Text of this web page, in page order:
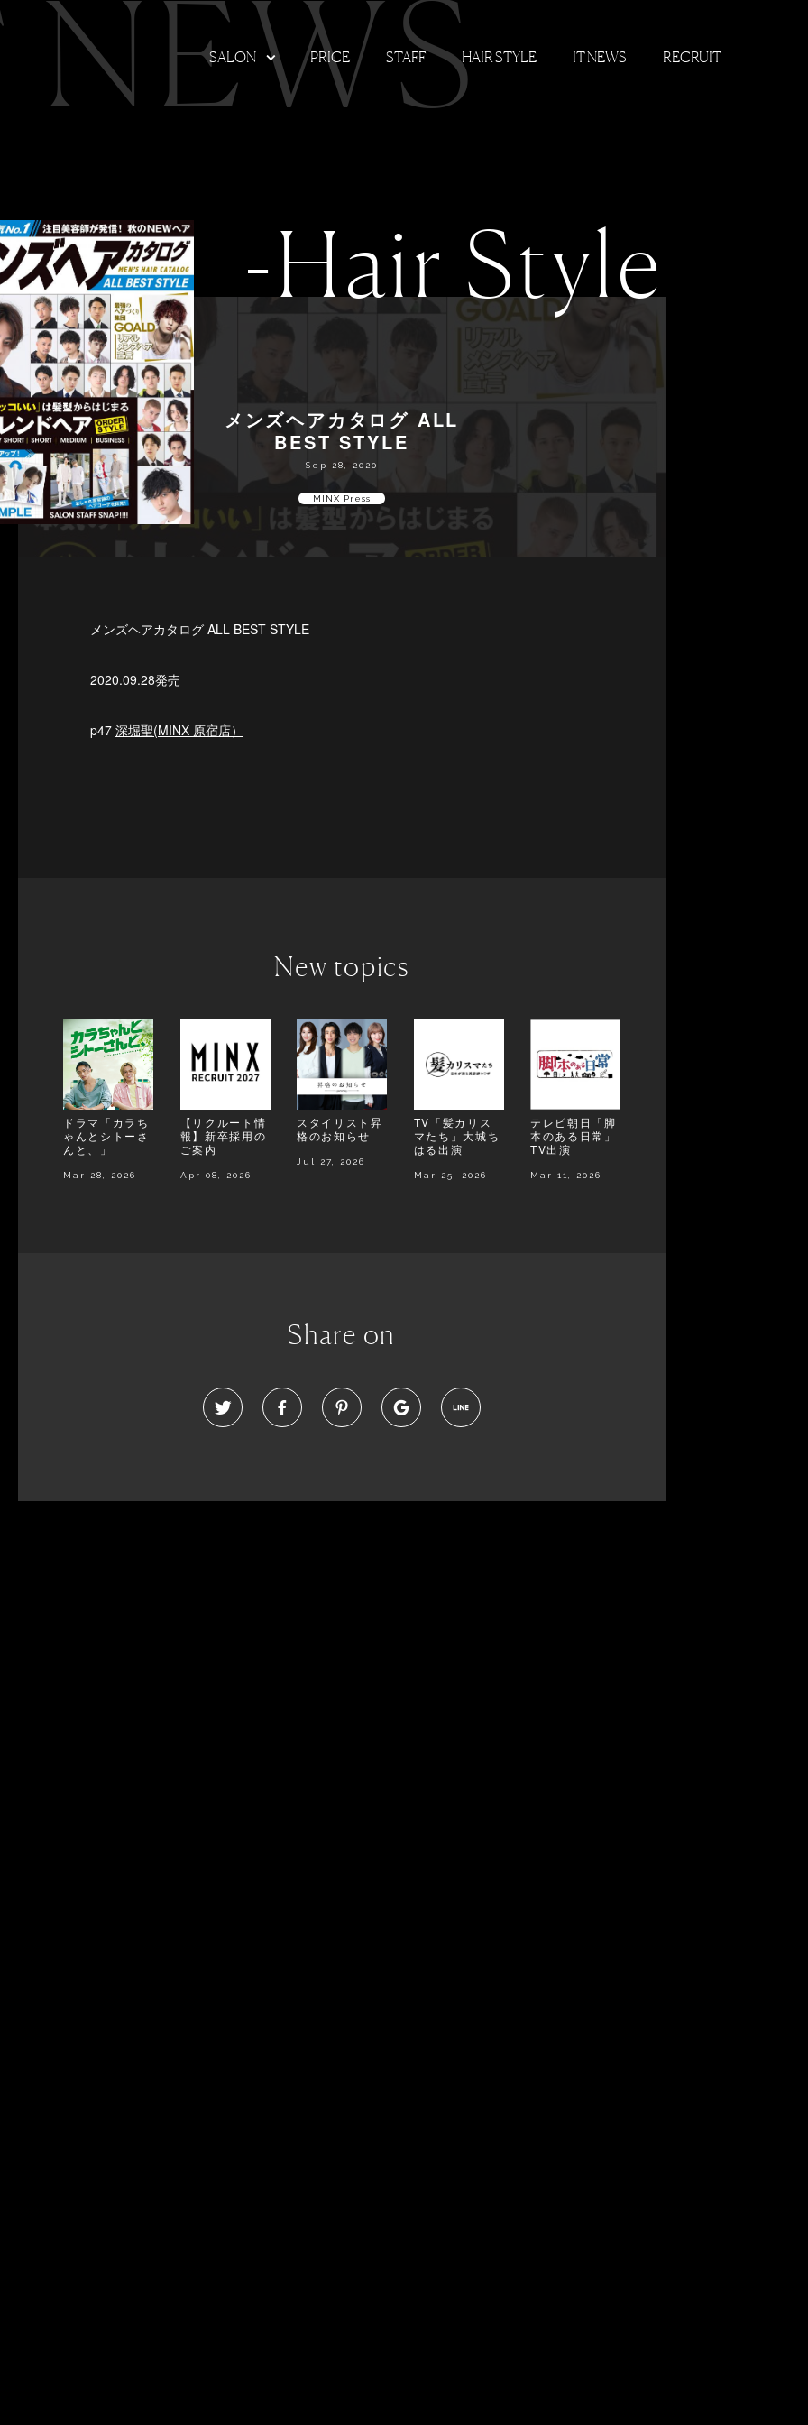
SALON PRICE STAFF HAIR STYLE IT NEWS RECRUIT
NEWS
-Hair Style
メンズヘアカタログ ALL
BEST STYLE
Sep 28, 2020
MINX Press
メンズヘアカタログ ALL BEST STYLE
2020.09.28発売
p47 深堀聖(MINX 原宿店）
New topics
ドラマ「カラち
ゃんとシトーさ
んと、」
Mar 28, 2026
【リクルート情
報】新卒採用の
ご案内
Apr 08, 2026
スタイリスト昇
格のお知らせ
Jul 27, 2026
TV「髪カリス
マたち」大城ち
はる出演
Mar 25, 2026
テレビ朝日「脚
本のある日常」
TV出演
Mar 11, 2026
Share on